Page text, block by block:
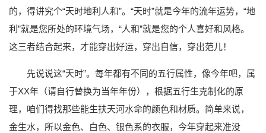
的，得讲究个“天时地利人和”。“天时”就是今年的流年运势，“地
利”就是您所处的环境气场，“人和”就是您的个人喜好和风格。
这三者结合起来，才能穿出好运，穿出自信，穿出范儿！
先说说这“天时”。每年都有不同的五行属性，像今年吧，属
于XX年（请自行替换为当年年份），根据五行生克制化的原
理，咱们得找那些能生扶天河水命的颜色和材质。简单来说，
金生水，所以金色、白色、银色系的衣服，今年穿起来准没